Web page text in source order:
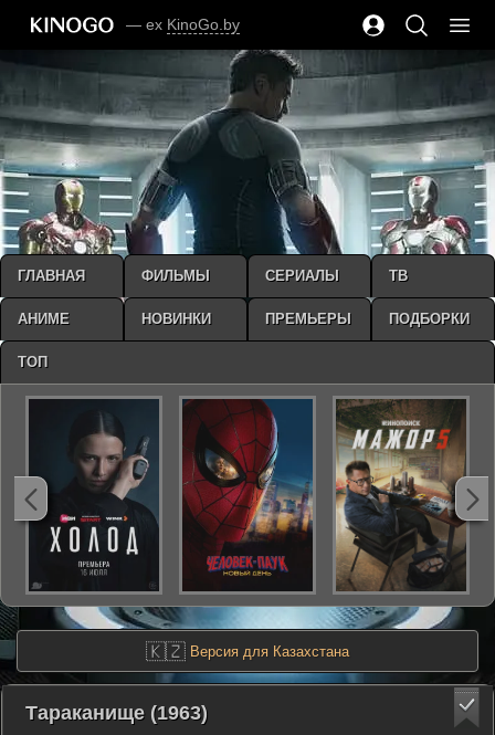
— ex KinoGo.by
🇰🇿 Версия для Казахстана
Тараканище (1963)
ГЛАВНАЯ ФИЛЬМЫ СЕРИАЛЫ ТВ
АНИМЕ НОВИНКИ ПРЕМЬЕРЫ ПОДБОРКИ
ТОП